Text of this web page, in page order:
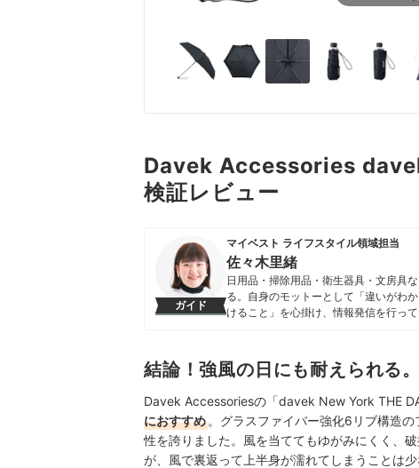
Davek Accessories
検証レビュー
ガイド
マイベスト ライフスタイル領域担当
佐々木里緒
日用品・掃除用品・衛生器具・文房具
る。自身のモットーとして「違いがわ
けること」を心掛け、情報発信を行って
結論！強風の日にも耐えられる
Davek Accessoriesの「davek New York THE
におすすめ 。グラスファイバー強化6リブ構造
性を誇りました。
風を当ててもゆがみにくく、
が、風で裏返って上半身が濡れてしまうことは少